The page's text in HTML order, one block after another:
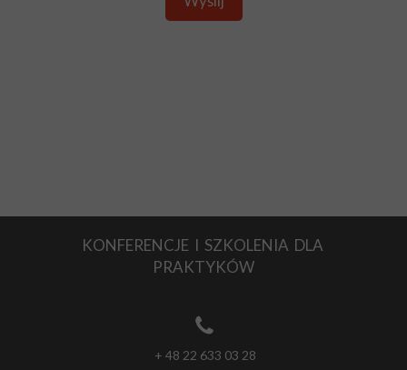
+ 48 22 633 03 28
KONFERENCJE I SZKOLENIA DLA
PRAKTYKÓW